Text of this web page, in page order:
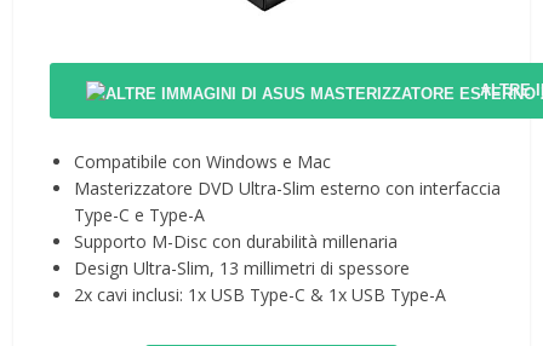
ALTRE
Compatibile con Windows e Mac
Masterizzatore DVD Ultra-Slim esterno con interfaccia
Type-C e Type-A
Supporto M-Disc con durabilità millenaria
Design Ultra-Slim, 13 millimetri di spessore
2x cavi inclusi: 1x USB Type-C & 1x USB Type-A